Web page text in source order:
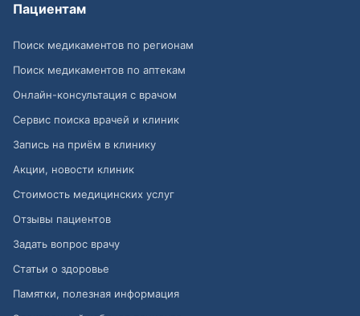
Пациентам
Поиск медикаментов по регионам
Поиск медикаментов по аптекам
Онлайн-консультация с врачом
Сервис поиска врачей и клиник
Запись на приём в клинику
Акции, новости клиник
Стоимость медицинских услуг
Отзывы пациентов
Задать вопрос врачу
Статьи о здоровье
Памятки, полезная информация